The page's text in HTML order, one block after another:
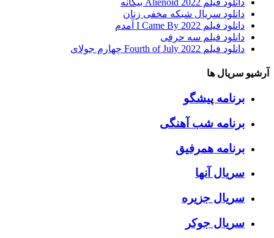
دانلود سریال شبکه مخفی زنان
دانلود فیلم I Came By 2022 آمدم
دانلود فیلم سه حرفی
دانلود فیلم Fourth of July 2022 چهارم جولای
آرشیو سریال ها
برنامه پیشگو
برنامه شب آهنگی
برنامه همرفیق
سریال آنها
سریال جزیره
سریال جوکر